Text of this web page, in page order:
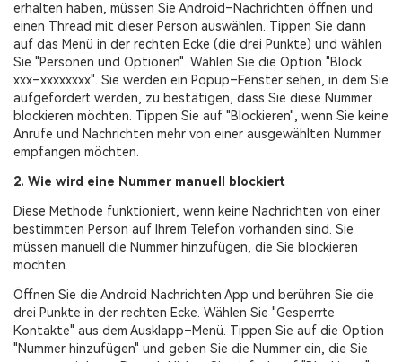
erhalten haben, müssen Sie Android–Nachrichten öffnen und
einen Thread mit dieser Person auswählen. Tippen Sie dann
auf das Menü in der rechten Ecke (die drei Punkte) und wählen
Sie "Personen und Optionen". Wählen Sie die Option "Block
xxx–xxxxxxxx". Sie werden ein Popup–Fenster sehen, in dem Sie
aufgefordert werden, zu bestätigen, dass Sie diese Nummer
blockieren möchten. Tippen Sie auf "Blockieren", wenn Sie keine
Anrufe und Nachrichten mehr von einer ausgewählten Nummer
empfangen möchten.
2. Wie wird eine Nummer manuell blockiert
Diese Methode funktioniert, wenn keine Nachrichten von einer
bestimmten Person auf Ihrem Telefon vorhanden sind. Sie
müssen manuell die Nummer hinzufügen, die Sie blockieren
möchten.
Öffnen Sie die Android Nachrichten App und berühren Sie die
drei Punkte in der rechten Ecke. Wählen Sie "Gesperrte
Kontakte" aus dem Ausklapp–Menü. Tippen Sie auf die Option
"Nummer hinzufügen" und geben Sie die Nummer ein, die Sie